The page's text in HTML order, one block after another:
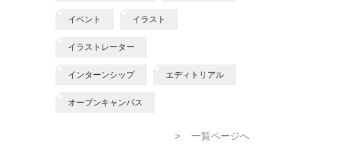
イベント イラスト
イラストレーター
インターンシップ エディトリアル
オープンキャンパス
> 一覧ページへ